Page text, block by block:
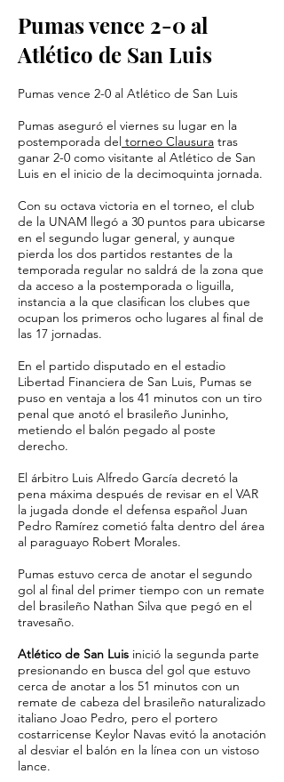
Pumas vence 2-0 al
Atlético de San Luis
Pumas vence 2-0 al Atlético de San Luis
Pumas aseguró el viernes su lugar en la
postemporada del torneo Clausura tras
ganar 2-0 como visitante al Atlético de San
Luis en el inicio de la decimoquinta jornada.
Con su octava victoria en el torneo, el club
de la UNAM llegó a 30 puntos para ubicarse
en el segundo lugar general, y aunque
pierda los dos partidos restantes de la
temporada regular no saldrá de la zona que
da acceso a la postemporada o liguilla,
instancia a la que clasifican los clubes que
ocupan los primeros ocho lugares al final de
las 17 jornadas.
En el partido disputado en el estadio
Libertad Financiera de San Luis, Pumas se
puso en ventaja a los 41 minutos con un tiro
penal que anotó el brasileño Juninho,
metiendo el balón pegado al poste
derecho.
El árbitro Luis Alfredo García decretó la
pena máxima después de revisar en el VAR
la jugada donde el defensa español Juan
Pedro Ramírez cometió falta dentro del área
al paraguayo Robert Morales.
Pumas estuvo cerca de anotar el segundo
gol al final del primer tiempo con un remate
del brasileño Nathan Silva que pegó en el
travesaño.
Atlético de San Luis inició la segunda parte
presionando en busca del gol que estuvo
cerca de anotar a los 51 minutos con un
remate de cabeza del brasileño naturalizado
italiano Joao Pedro, pero el portero
costarricense Keylor Navas evitó la anotación
al desviar el balón en la línea con un vistoso
lance.